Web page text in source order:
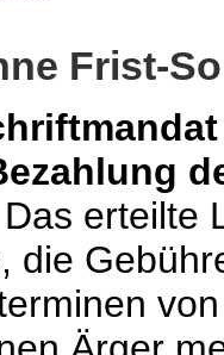
Frist-
Das erteilte
die